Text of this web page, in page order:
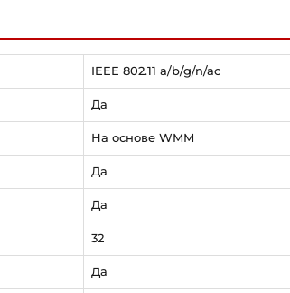
IEEE 802.11 a/b/g/n/ac
Да
На основе WMM
Да
Да
32
Да